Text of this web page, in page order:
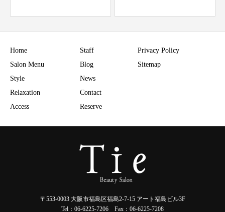
Home
Salon Menu
Style
Relaxation
Access
Staff
Blog
News
Contact
Reserve
Privacy Policy
Sitemap
〒553-0003 大阪市福島区福島2-7-15 アート福島ビル3F
Tel：06-6225-7206 Fax：06-6225-7208